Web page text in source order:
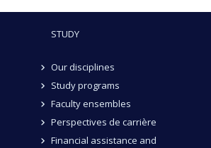
STUDY
Our disciplines
Study programs
Faculty ensembles
Perspectives de carrière
Financial assistance and